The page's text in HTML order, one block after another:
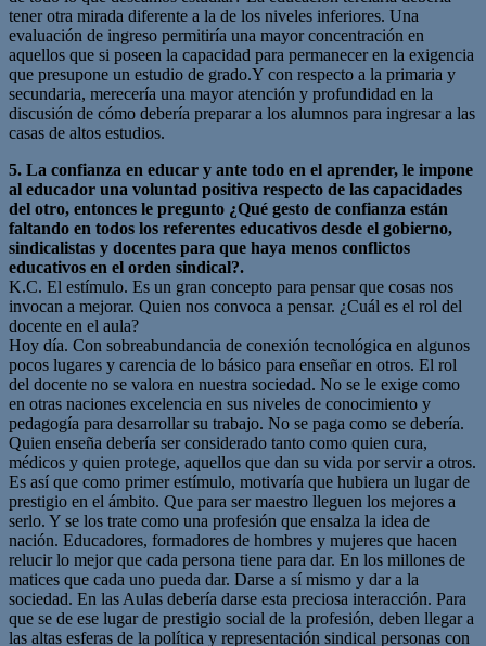
tener otra mirada diferente a la de los niveles inferiores. Una
evaluación de ingreso permitiría una mayor concentración en
aquellos que si poseen la capacidad para permanecer en la exigencia
que presupone un estudio de grado.Y con respecto a la primaria y
secundaria, merecería una mayor atención y profundidad en la
discusión de cómo debería preparar a los alumnos para ingresar a las
casas de altos estudios.
5. La confianza en educar y ante todo en el aprender, le impone
al educador una voluntad positiva respecto de las capacidades
del otro, entonces le pregunto ¿Qué gesto de confianza están
faltando en todos los referentes educativos desde el gobierno,
sindicalistas y docentes para que haya menos conflictos
educativos en el orden sindical?.
K.C. El estímulo. Es un gran concepto para pensar que cosas nos
invocan a mejorar. Quien nos convoca a pensar. ¿Cuál es el rol del
docente en el aula?
Hoy día. Con sobreabundancia de conexión tecnológica en algunos
pocos lugares y carencia de lo básico para enseñar en otros. El rol
del docente no se valora en nuestra sociedad. No se le exige como
en otras naciones excelencia en sus niveles de conocimiento y
pedagogía para desarrollar su trabajo. No se paga como se debería.
Quien enseña debería ser considerado tanto como quien cura,
médicos y quien protege, aquellos que dan su vida por servir a otros.
Es así que como primer estímulo, motivaría que hubiera un lugar de
prestigio en el ámbito. Que para ser maestro lleguen los mejores a
serlo. Y se los trate como una profesión que ensalza la idea de
nación. Educadores, formadores de hombres y mujeres que hacen
relucir lo mejor que cada persona tiene para dar. En los millones de
matices que cada uno pueda dar. Darse a sí mismo y dar a la
sociedad. En las Aulas debería darse esta preciosa interacción. Para
que se de ese lugar de prestigio social de la profesión, deben llegar a
las altas esferas de la política y representación sindical personas con